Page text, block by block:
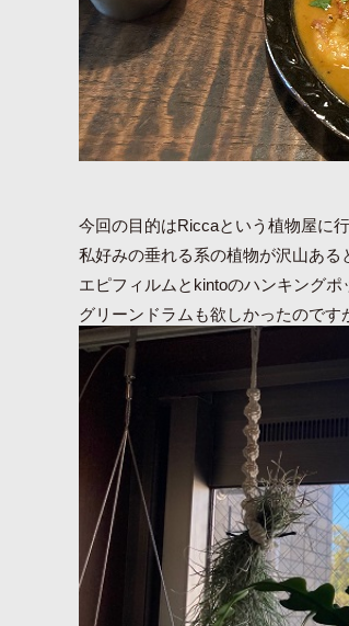
今回の目的はRiccaという植物屋に
私好みの垂れる系の植物が沢山あ
エピフィルムとkintoのハンキングポ
グリーンドラムも欲しかったので
ギザギザが可愛い♡☟